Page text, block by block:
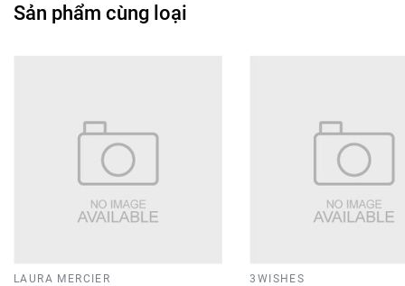
Sản phẩm cùng loại
LAURA MERCIER 3WISHES